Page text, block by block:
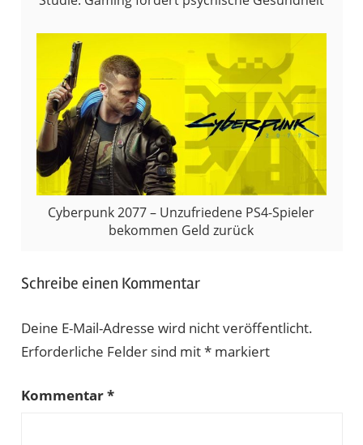
Cyberpunk 2077 – Unzufriedene PS4-Spieler
bekommen Geld zurück
Schreibe einen Kommentar
Deine E-Mail-Adresse wird nicht veröffentlicht.
Erforderliche Felder sind mit*markiert
Kommentar*